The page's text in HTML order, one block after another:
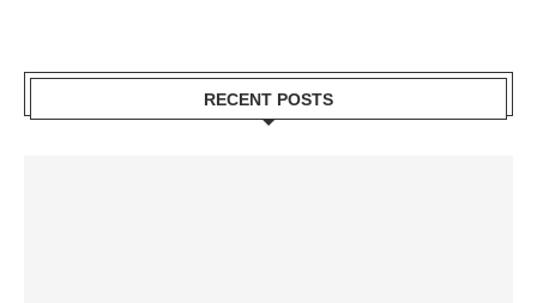
RECENT POSTS